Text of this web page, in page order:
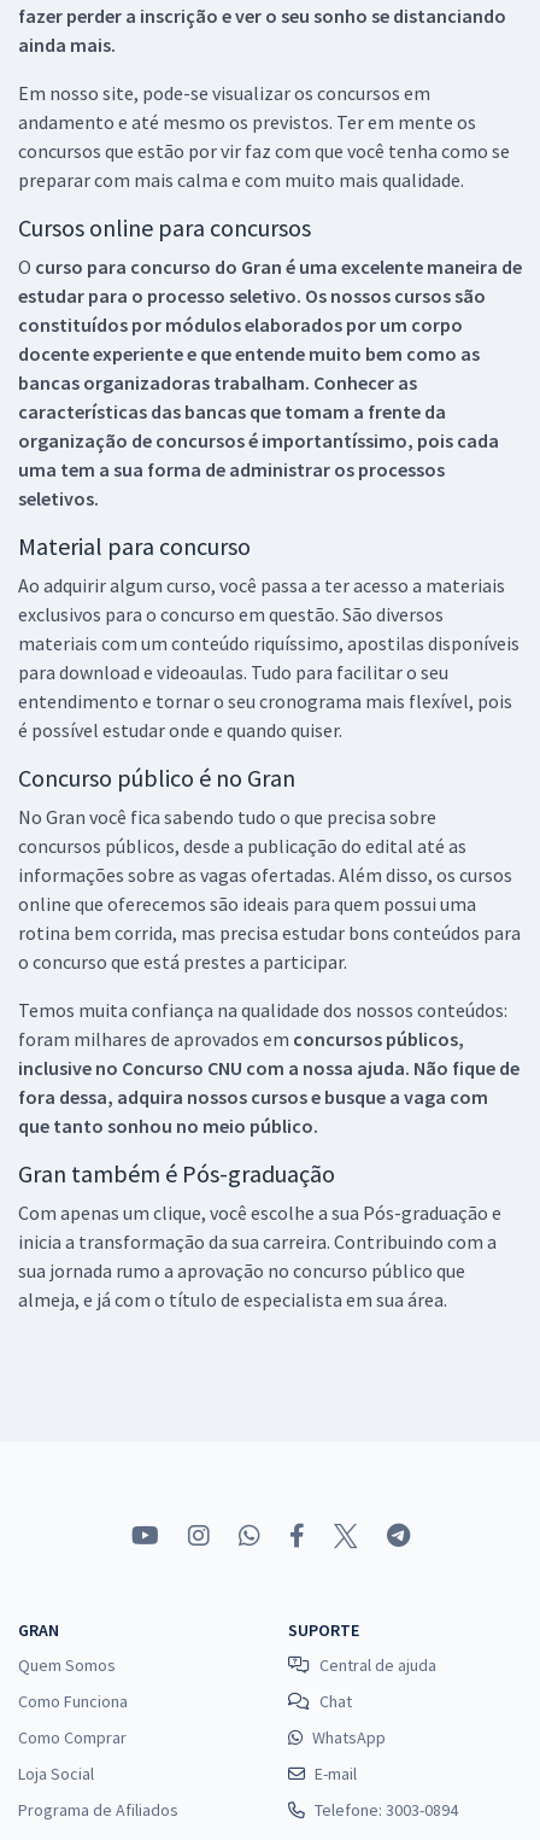
fazer perder a inscrição e ver o seu sonho se distanciando
ainda mais.
Em nosso site, pode-se visualizar os concursos em
andamento e até mesmo os previstos. Ter em mente os
concursos que estão por vir faz com que você tenha como se
preparar com mais calma e com muito mais qualidade.
Cursos online para concursos
O curso para concurso do Gran é uma excelente maneira de
estudar para o processo seletivo. Os nossos cursos são
constituídos por módulos elaborados por um corpo
docente experiente e que entende muito bem como as
bancas organizadoras trabalham. Conhecer as
características das bancas que tomam a frente da
organização de concursos é importantíssimo, pois cada
uma tem a sua forma de administrar os processos
seletivos.
Material para concurso
Ao adquirir algum curso, você passa a ter acesso a materiais
exclusivos para o concurso em questão. São diversos
materiais com um conteúdo riquíssimo, apostilas disponíveis
para download e videoaulas. Tudo para facilitar o seu
entendimento e tornar o seu cronograma mais flexível, pois
é possível estudar onde e quando quiser.
Concurso público é no Gran
No Gran você fica sabendo tudo o que precisa sobre
concursos públicos, desde a publicação do edital até as
informações sobre as vagas ofertadas. Além disso, os cursos
online que oferecemos são ideais para quem possui uma
rotina bem corrida, mas precisa estudar bons conteúdos para
o concurso que está prestes a participar.
Temos muita confiança na qualidade dos nossos conteúdos:
foram milhares de aprovados em concursos públicos,
inclusive no Concurso CNU com a nossa ajuda. Não fique de
fora dessa, adquira nossos cursos e busque a vaga com
que tanto sonhou no meio público.
Gran também é Pós-graduação
Com apenas um clique, você escolhe a sua Pós-graduação e
inicia a transformação da sua carreira. Contribuindo com a
sua jornada rumo a aprovação no concurso público que
almeja, e já com o título de especialista em sua área.
GRAN
Quem Somos
Como Funciona
Como Comprar
Loja Social
Programa de Afiliados
SUPORTE
Central de ajuda
Chat
WhatsApp
E-mail
Telefone: 3003-0894